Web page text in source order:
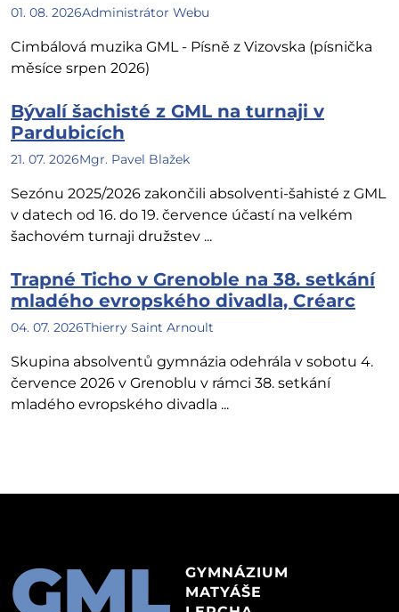
01. 08. 2026Administrátor Webu
Cimbálová muzika GML - Písně z Vizovska (písnička
měsíce srpen 2026)
Bývalí šachisté z GML na turnaji v
Pardubicích
21. 07. 2026Mgr. Pavel Blažek
Sezónu 2025/2026 zakončili absolventi-šahisté z GML
v datech od 16. do 19. července účastí na velkém
šachovém turnaji družstev ...
Trapné Ticho v Grenoble na 38. setkání
mladého evropského divadla, Créarc
04. 07. 2026Thierry Saint Arnoult
Skupina absolventů gymnázia odehrála v sobotu 4.
července 2026 v Grenoblu v rámci 38. setkání
mladého evropského divadla ...
GML
GYMNÁZIUM
MATYÁŠE